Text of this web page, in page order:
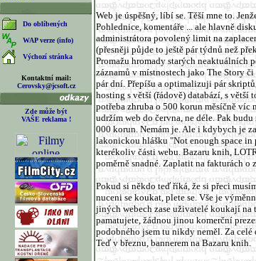
Do oblíbených
WAP verze (info)
Výchozí stránka
Kontaktní mail:
Cerovsky@jcsoft.cz
Zde může být
VAŠE reklama !
Web je úspěšný, líbí se. Těší mne to.
Pohlednice, komentáře ... ale hlavně
administrátora povolený limit na
(přesněji půjde to ještě pár týdnů než
Promažu hromady starých neaktuálních
záznamů v místnostech jako The Story
pár dní. Přepíšu a optimalizuji pár
hosting s větší (řádově) databází, s větší
potřeba zhruba o 500 korun měsíčně víc
udržím web do června, ne déle. Pak
000 korun. Nemám je. Ale i kdybych je
lakonickou hlášku "Not enough space
kterékoliv části webu. Bazaru knih,
poměrně snadné. Zaplatit na fakturách o
Pokud si někdo teď říká, že si přeci
nuceni se koukat, plete se. Vše je
jiných webech zase uživatelé koukají
pamatujete, žádnou jinou komerční
podobného jsem tu nikdy neměl. Za
Teď v březnu, bannerem na Bazaru knih.